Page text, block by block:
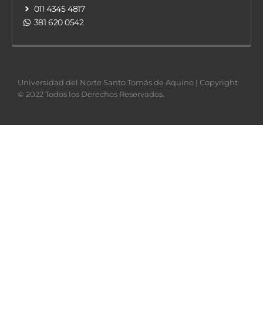
011 4345 4817
381 620 0542
Universidad del Norte Santo Tomás de Aquino | Copyright
© 2022 Todos los Derechos Reservados.